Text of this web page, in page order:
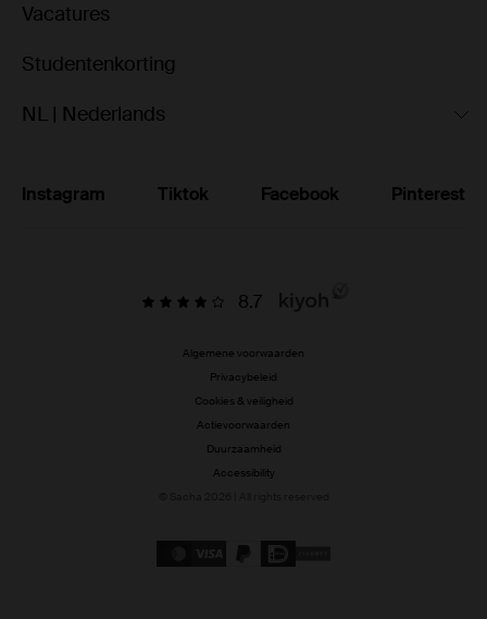
Vacatures
Studentenkorting
NL | Nederlands
Instagram Tiktok Facebook Pinterest
8.7
Algemene voorwaarden
Privacybeleid
Cookies & veiligheid
Actievoorwaarden
Duurzaamheid
Accessibility